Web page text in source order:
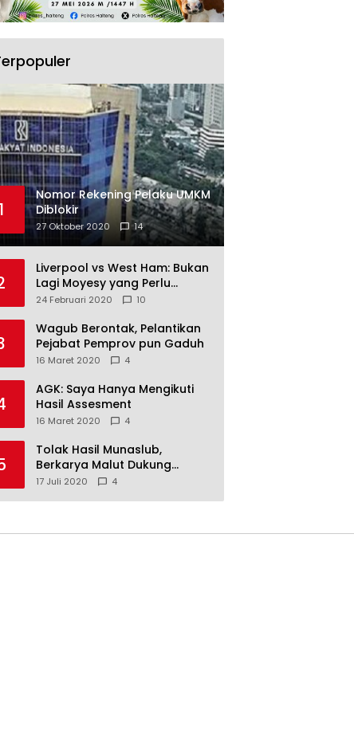
1
Nomor Rekening Pelaku UMKM
Diblokir
27 Oktober 2020 14
Liverpool vs West Ham: Bukan
Lagi Moyesy yang Perlu
Ditakuti
24 Februari 2020 10
Wagub Berontak, Pelantikan
Pejabat Pemprov pun Gaduh
16 Maret 2020 4
AGK: Saya Hanya Mengikuti
Hasil Assesment
16 Maret 2020 4
Tolak Hasil Munaslub,
Berkarya Malut Dukung
Tommy Soeharto
17 Juli 2020 4